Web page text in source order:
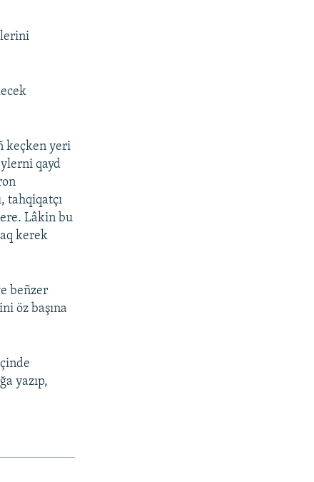
keçken yeri
qayd
tahqiqatçı
Lâkin bu
kerek
beñzer
öz başına
yazıp,